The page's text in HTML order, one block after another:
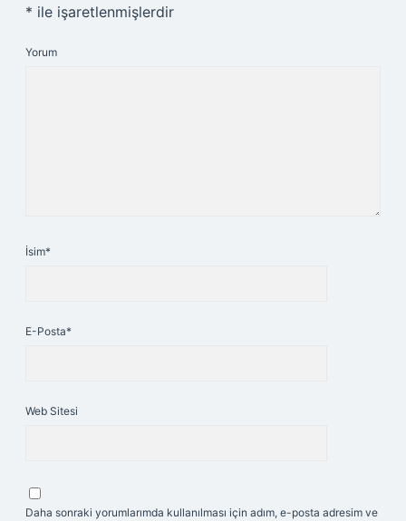
* ile işaretlenmişlerdir
Yorum
İsim*
E-Posta*
Web Sitesi
Daha sonraki yorumlarımda kullanılması için adım, e-posta adresim ve